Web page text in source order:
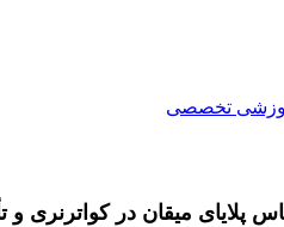
تخصصی
میقان در کواترنری و